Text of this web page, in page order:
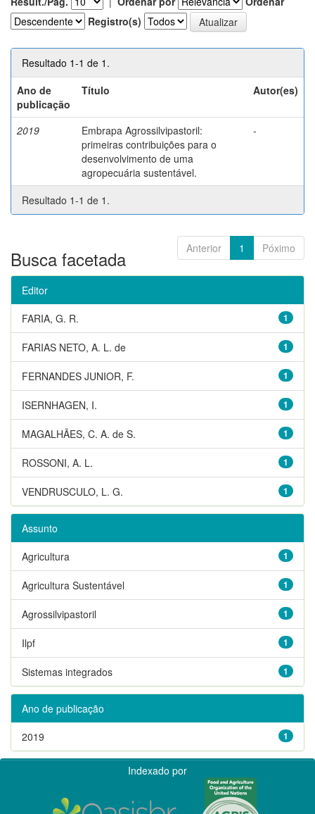
Registro(s)
Resultado 1-1 de 1.
Ano de
publicação
Título Autor(es)
2019
Embrapa Agrossilvipastoril:
primeiras contribuições para o
desenvolvimento de uma
agropecuária sustentável.
-
Resultado 1-1 de 1.
Anterior 1 Póximo
Busca facetada
Editor
1
FARIA, G. R.
1
FARIAS NETO, A. L. de
1
FERNANDES JUNIOR, F.
1
ISERNHAGEN, I.
1
MAGALHÃES, C. A. de S.
1
ROSSONI, A. L.
1
VENDRUSCULO, L. G.
Assunto
1
Agricultura
1
Agricultura Sustentável
1
Agrossilvipastoril
1
Ilpf
1
Sistemas integrados
Ano de publicação
1
2019
Indexado por